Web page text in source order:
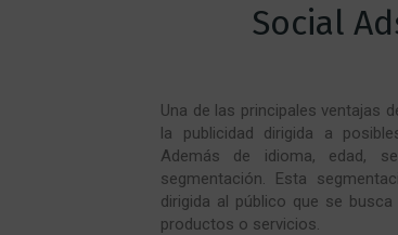
Social
Una de las principales ventajas
la publicidad dirigida a
Además de idioma, edad,
segmentación. Esta
dirigida al público que se
productos o servicios.